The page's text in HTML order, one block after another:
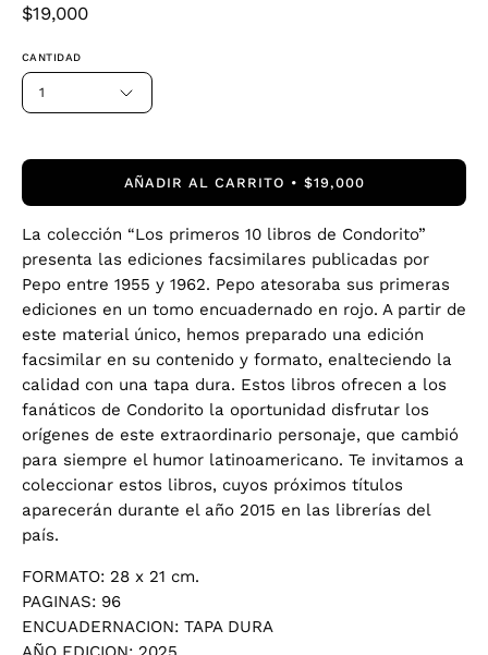
$19,000
CANTIDAD
1
AÑADIR AL CARRITO $19,000
La colección “Los primeros 10 libros de Condorito”
presenta las ediciones facsimilares publicadas por
Pepo entre 1955 y 1962. Pepo atesoraba sus primeras
ediciones en un tomo encuadernado en rojo. A partir de
este material único, hemos preparado una edición
facsimilar en su contenido y formato, enalteciendo la
calidad con una tapa dura. Estos libros ofrecen a los
fanáticos de Condorito la oportunidad disfrutar los
orígenes de este extraordinario personaje, que cambió
para siempre el humor latinoamericano. Te invitamos a
coleccionar estos libros, cuyos próximos títulos
aparecerán durante el año 2015 en las librerías del
país.
FORMATO: 28 x 21 cm.
PAGINAS: 96
ENCUADERNACION: TAPA DURA